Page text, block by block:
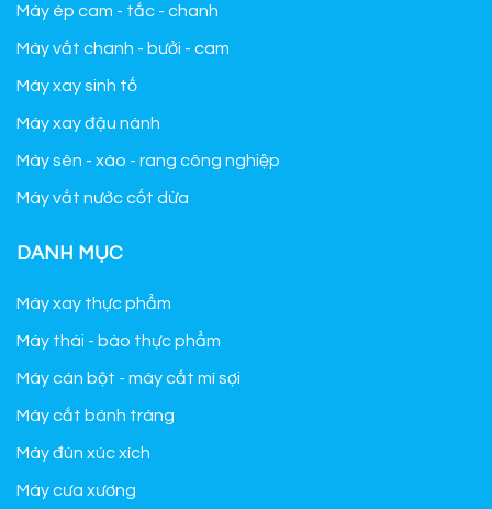
Máy ép cam - tắc - chanh
Máy vắt chanh - bưởi - cam
Máy xay sinh tố
Máy xay đậu nành
Máy sên - xào - rang công nghiệp
Máy vắt nước cốt dừa
DANH MỤC
Máy xay thực phẩm
Máy thái - bào thực phẩm
Máy cán bột - máy cắt mì sợi
Máy cắt bánh tráng
Máy đùn xúc xích
Máy cưa xương